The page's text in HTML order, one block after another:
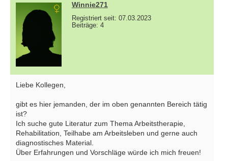
Winnie271
Registriert seit: 07.03.2023
Beiträge: 4
Liebe Kollegen,
gibt es hier jemanden, der im oben genannten Bereich tätig
ist?
Ich suche gute Literatur zum Thema Arbeitstherapie,
Rehabilitation, Teilhabe am Arbeitsleben und gerne auch
diagnostisches Material.
Über Erfahrungen und Vorschläge würde ich mich freuen!